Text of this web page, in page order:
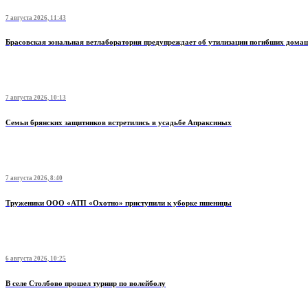
7 августа 2026, 11:43
Брасовская зональная ветлаборатория предупреждает об утилизации погибших
7 августа 2026, 10:13
Семьи брянских защитников встретились в усадьбе Апраксиных
7 августа 2026, 8:40
Труженики ООО «АТП «Охотно» приступили к уборке пшеницы
6 августа 2026, 10:25
В селе Столбово прошел турнир по волейболу